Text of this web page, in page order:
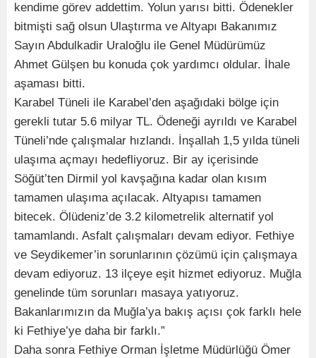
kendime görev addettim. Yolun yarısı bitti. Ödenekler
bitmişti sağ olsun Ulaştırma ve Altyapı Bakanımız
Sayın Abdulkadir Uraloğlu ile Genel Müdürümüz
Ahmet Gülşen bu konuda çok yardımcı oldular. İhale
aşaması bitti.
Karabel Tüneli ile Karabel’den aşağıdaki bölge için
gerekli tutar 5.6 milyar TL. Ödeneği ayrıldı ve Karabel
Tüneli’nde çalışmalar hızlandı. İnşallah 1,5 yılda tüneli
ulaşıma açmayı hedefliyoruz. Bir ay içerisinde
Söğüt’ten Dirmil yol kavşağına kadar olan kısım
tamamen ulaşıma açılacak. Altyapısı tamamen
bitecek. Ölüdeniz’de 3.2 kilometrelik alternatif yol
tamamlandı. Asfalt çalışmaları devam ediyor. Fethiye
ve Seydikemer’in sorunlarının çözümü için çalışmaya
devam ediyoruz. 13 ilçeye eşit hizmet ediyoruz. Muğla
genelinde tüm sorunları masaya yatıyoruz.
Bakanlarımızın da Muğla’ya bakış açısı çok farklı hele
ki Fethiye’ye daha bir farklı.”
Daha sonra Fethiye Orman İşletme Müdürlüğü Ömer